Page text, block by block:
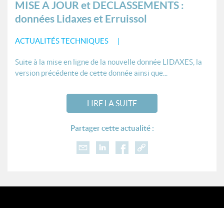
MISE A JOUR et DECLASSEMENTS :
données Lidaxes et Erruissol
ACTUALITÉS TECHNIQUES
Suite à la mise en ligne de la nouvelle donnée LIDAXES, la
version précédente de cette donnée ainsi que...
LIRE LA SUITE
Partager cette actualité :